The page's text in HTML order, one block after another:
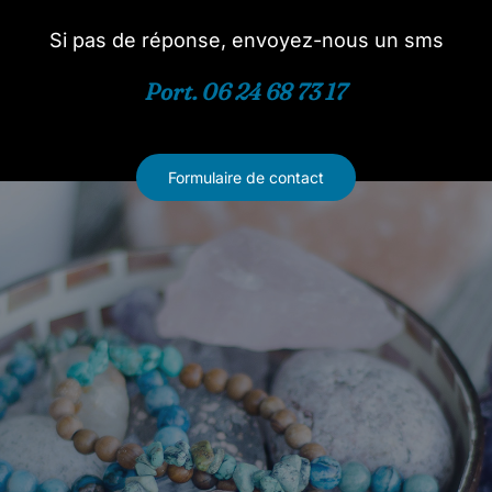
Si pas de réponse, envoyez-nous un sms
Port. 06 24 68 73 17
Formulaire de contact